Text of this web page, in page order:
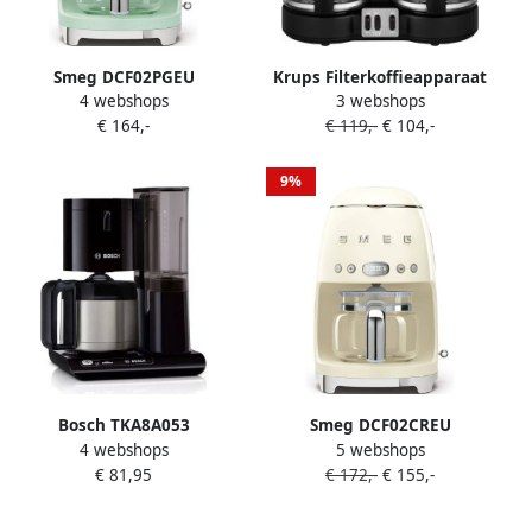
Smeg DCF02PGEU
Filterkoffiemachine
Koffiezetapparaat 10
Programmeerbare
Startfunctie 50 s Style
Watergroen
4 webshops
€ 164,-
Krups Filterkoffieapparaat
KM8508.11 Duothek Plus 1 l
1l koffiepot papieren filter
3 webshops
€ 119,- € 104,-
Bosch TKA8A053
Koffiezetapparaat RVS kan
1 15 liter (8 kopjes) Zwart
4 webshops
€ 81,95
9%
Smeg DCF02CREU
Filterkoffiemachine
Koffiezetapparaat 10
5 webshops
€ 172,- € 155,-